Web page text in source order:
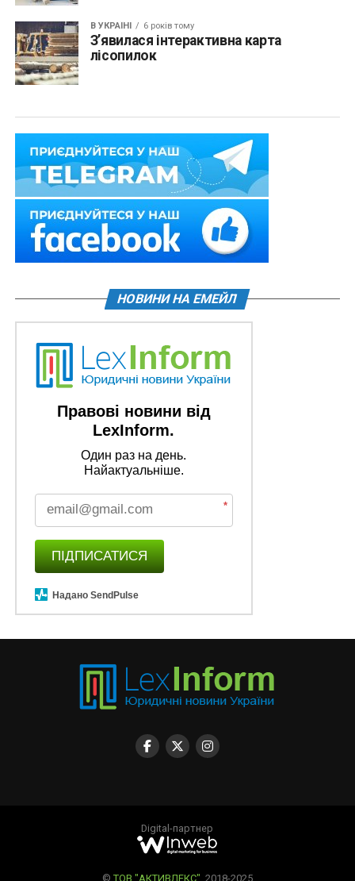
В УКРАЇНІ 6 років тому
З’явилася інтерактивна карта
лісопилок
НОВИНИ НА ЕМЕЙЛ
Правові новини від
LexInform.
Один раз на день.
Найактуальніше.
*
ПІДПИСАТИСЯ
Надано SendPulse
Digital-партнер
© ТОВ "АКТИВЛЕКС" , 2018-2025